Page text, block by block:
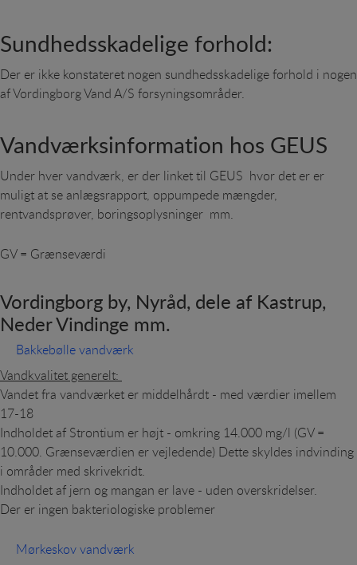
Sundhedsskadelige forhold:
Der er ikke konstateret nogen sundhedsskadelige forhold i nogen
af Vordingborg Vand A/S forsyningsområder.
Vandværksinformation hos GEUS
Under hver vandværk, er der linket til GEUS hvor det er er
muligt at se anlægsrapport, oppumpede mængder,
rentvandsprøver, boringsoplysninger mm.
GV = Grænseværdi
Vordingborg by, Nyråd, dele af Kastrup,
Neder Vindinge mm.
Bakkebølle vandværk
Vandkvalitet generelt:
Vandet fra vandværket er middelhårdt - med værdier imellem
17-18
Indholdet af Strontium er højt - omkring 14.000 mg/l (GV =
10.000. Grænseværdien er vejledende) Dette skyldes indvinding
i områder med skrivekridt.
Indholdet af jern og mangan er lave - uden overskridelser.
Der er ingen bakteriologiske problemer
Mørkeskov vandværk
hjemmesider og registrerer, hvad brugeren
interesserer sig for/søger på for at kunne
personalisere indholdet på en hjemmeside - dvs. vise
indhold, som kan være interessant for den enkelte